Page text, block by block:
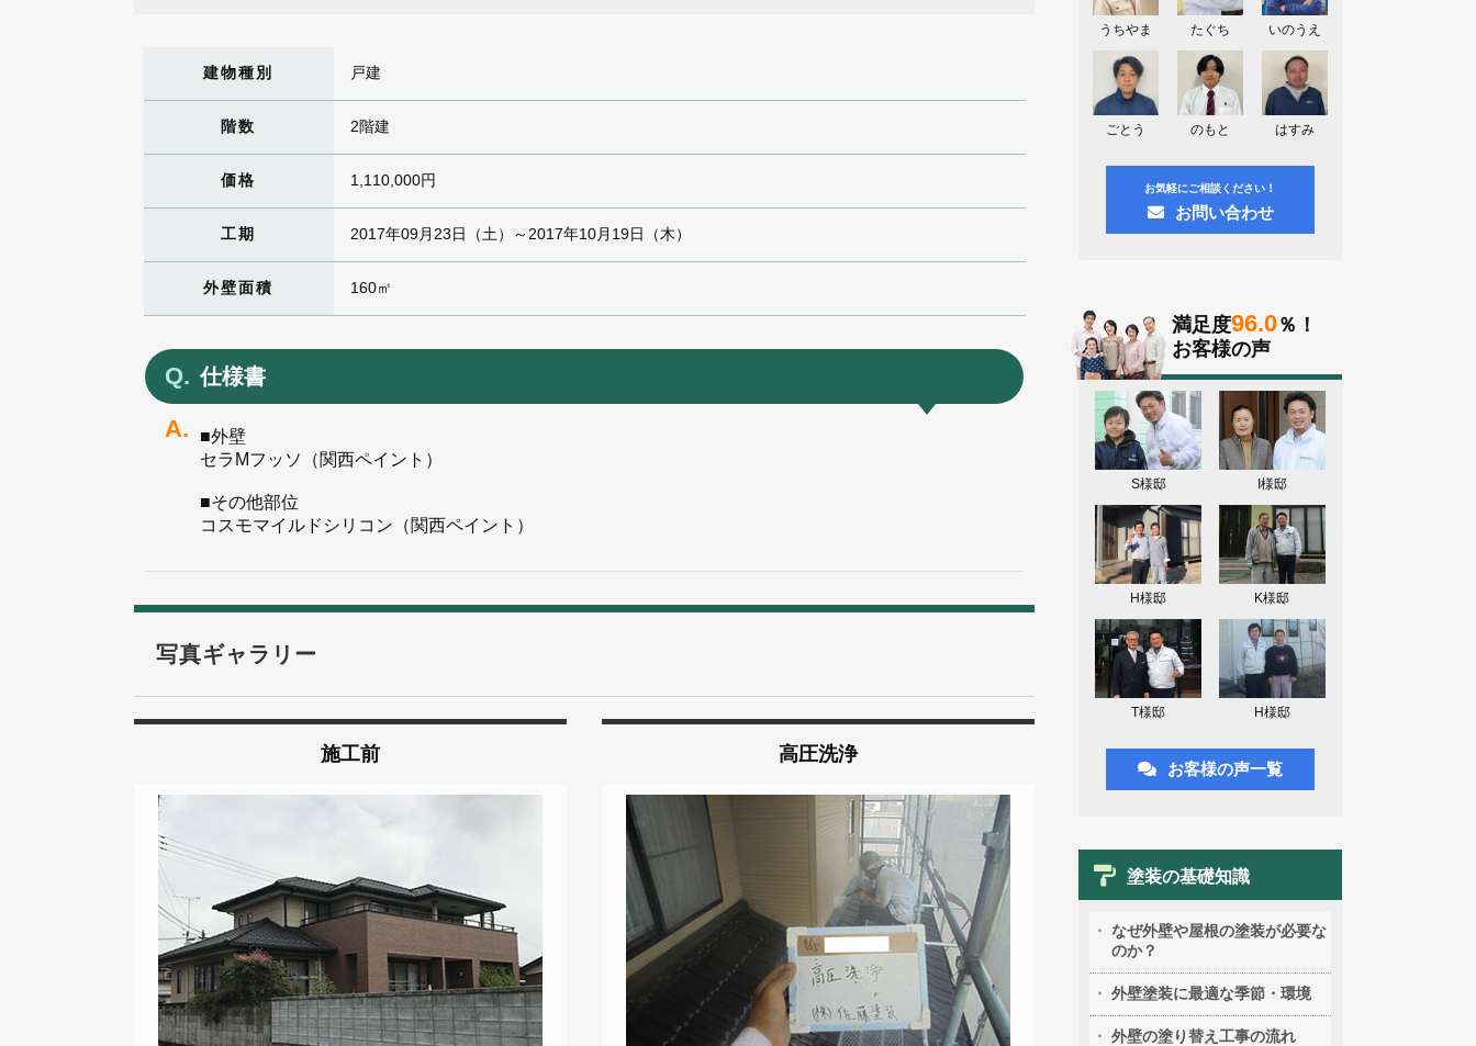
建物種別 戸建
階数 2階建
価格 1,110,000円
工期 2017年09月23日（土）～2017年10月19日（木）
外壁面積 160㎡
仕様書
■外壁
セラMフッソ（関西ペイント）
■その他部位
コスモマイルドシリコン（関西ペイント）
写真ギャラリー
施工前 高圧洗浄
頂きました。ありがとう御座います！
群馬県高崎市E様よりお問い合わせ頂
きました。ありがとう御座います！
2026.08.02
東京都練馬区K様よりお問い合わせ頂
うちやま たぐち いのうえ
ごとう のもと はすみ
お気軽にご相談ください！
お問い合わせ
満足度96.0％！
お客様の声
S様邸 I様邸
H様邸 K様邸
T様邸 H様邸
お客様の声一覧
塗装の基礎知識
なぜ外壁や屋根の塗装が必要な
のか？
外壁塗装に最適な季節・環境
外壁の塗り替え工事の流れ